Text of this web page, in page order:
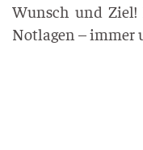
Wunsch und
Notlagen – immer